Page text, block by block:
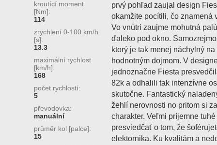
kroutící moment
[Nm]:
114
zrychlení 0-100 km/h
[s]:
13.3
maximální rychlost
[km/h]:
168
počet rychlostí:
5
převodovka:
manuální
průměr kol [palce]:
15
prvý pohľad zaujal design
okamžite pocítili, čo znamená
Vo vnútri zaujme mohutná
ďaleko pod okno.
ktorý je tak menej náchylný
hodnotným dojmom. V
jednoznačne Fiesta
82k a odhalili tak intenzívne
skutočne. Fantastický
žehlí nerovnosti no pritom si
charakter. Veľmi príjemne
presviedčať o tom, že
elektornika. Ku kvalitám a